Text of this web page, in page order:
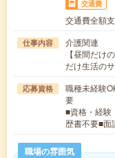
交通費
交通費全額
仕事内容
介護関連
【昼間だけ
だけ生活の
応募資格
職種未経験
要
■資格・経験
歴書不要■
職場の雰囲気